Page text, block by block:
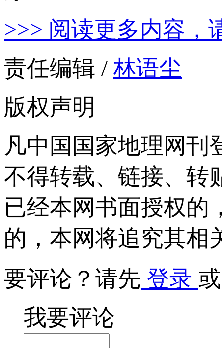
>>> 阅读更多内容，
责任编辑 / 林语尘
版权声明
凡中国国家地理网刊
不得转载、链接、转
已经本网书面授权的
的，本网将追究其相
要评论？请先 登录
我要评论